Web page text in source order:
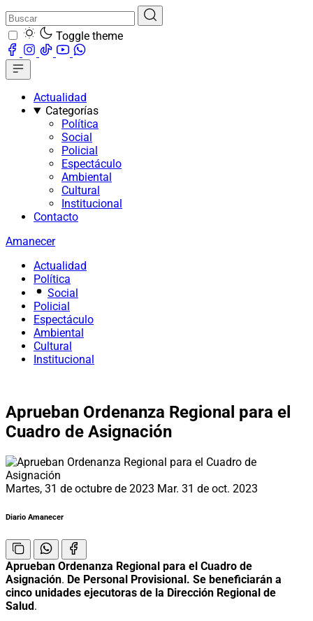
Toggle theme
Actualidad
Categorías
Política
Social
Policial
Espectáculo
Ambiental
Cultural
Institucional
Contacto
Amanecer
Actualidad
Política
Social
Policial
Espectáculo
Ambiental
Cultural
Institucional
Aprueban Ordenanza Regional para el
Cuadro de Asignación
Martes, 31 de octubre de 2023 Mar. 31 de oct. 2023
Diario Amanecer
Aprueban Ordenanza Regional para el Cuadro de
Asignación. De Personal Provisional. Se beneficiarán a
cinco unidades ejecutoras de la Dirección Regional de
Salud.